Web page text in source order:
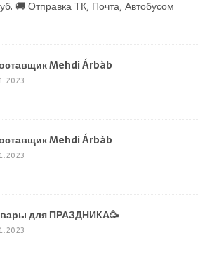
🚚 Отправка ТК, Почта, Автобусом
Mehdi Árbàb
Mehdi Árbàb
для ПРАЗДНИКА🥳